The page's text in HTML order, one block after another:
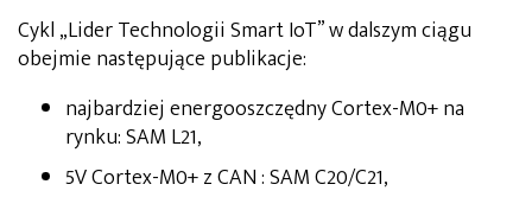
Cykl „Lider Technologii Smart IoT” w dalszym ciągu
obejmie następujące publikacje:
najbardziej energooszczędny Cortex-M0+ na
rynku: SAM L21,
5V Cortex-M0+ z CAN : SAM C20/C21,